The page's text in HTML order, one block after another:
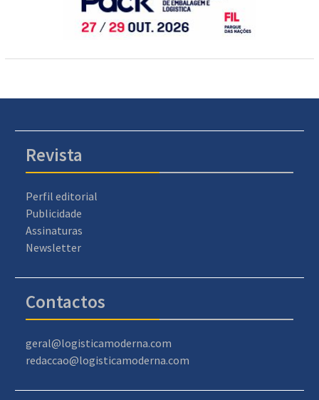
Revista
Perfil editorial
Publicidade
Assinaturas
Newsletter
Contactos
geral@logisticamoderna.com
redaccao@logisticamoderna.com